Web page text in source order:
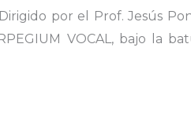
por el Prof. Jesús
VOCAL, bajo la